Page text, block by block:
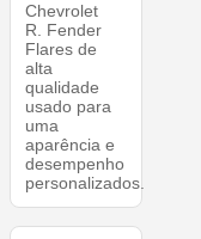
Chevrolet
R. Fender
Flares de
alta
qualidade
usado para
uma
aparência e
desempenho
personalizados.